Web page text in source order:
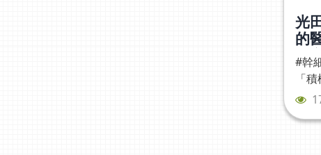
光
的
間
脊
#幹
「
果再
椎